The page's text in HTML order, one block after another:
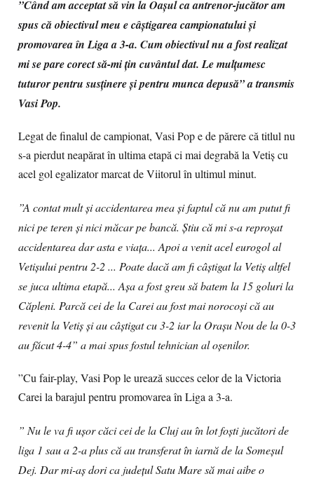
”Când am acceptat să vin la Oașul ca antrenor-jucător am
spus că obiectivul meu e câștigarea campionatului și
promovarea în Liga a 3-a. Cum obiectivul nu a fost realizat
mi se pare corect să-mi țin cuvântul dat. Le mulțumesc
tuturor pentru susținere și pentru munca depusă” a transmis
Vasi Pop.
Legat de finalul de campionat, Vasi Pop e de părere că titlul nu
s-a pierdut neapărat în ultima etapă ci mai degrabă la Vetiș cu
acel gol egalizator marcat de Viitorul în ultimul minut.
”A contat mult și accidentarea mea și faptul că nu am putut fi
nici pe teren și nici măcar pe bancă. Știu că mi s-a reproșat
accidentarea dar asta e viața... Apoi a venit acel eurogol al
Vetișului pentru 2-2 ... Poate dacă am fi câștigat la Vetiș altfel
se juca ultima etapă... Așa a fost greu să batem la 15 goluri la
Căpleni. Parcă cei de la Carei au fost mai norocoși că au
revenit la Vetiș și au câștigat cu 3-2 iar la Orașu Nou de la 0-3
au făcut 4-4” a mai spus fostul tehnician al oșenilor.
”Cu fair-play, Vasi Pop le urează succes celor de la Victoria
Carei la barajul pentru promovarea în Liga a 3-a.
” Nu le va fi ușor căci cei de la Cluj au în lot foști jucători de
liga 1 sau a 2-a plus că au transferat în iarnă de la Someșul
Dej. Dar mi-aș dori ca județul Satu Mare să mai aibe o